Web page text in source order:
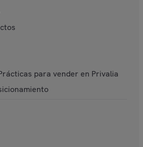
para vender en Privalia